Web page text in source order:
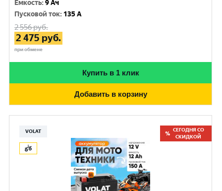
Емкость:9 Ач
Пусковой ток: 135 A
2 556руб.
2 475 руб.
при обмене
Купить в 1 клик
Добавить в корзину
VOLAT
СЕГОДНЯ СО
СКИДКОЙ